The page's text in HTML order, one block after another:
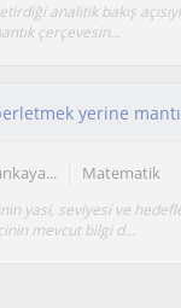
analitik bakış
çerçevesin...
Matematik
yasi, seviyesi ve
mevcut bilgi d...